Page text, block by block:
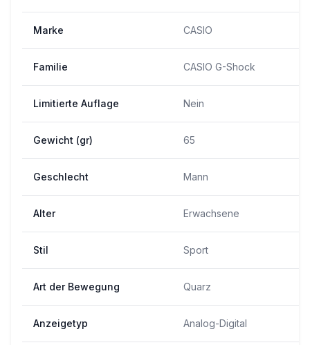
Marke CASIO
Familie CASIO G-Shock
Limitierte Auflage Nein
Gewicht (gr) 65
Geschlecht Mann
Alter Erwachsene
Stil Sport
Art der Bewegung Quarz
Anzeigetyp Analog-Digital